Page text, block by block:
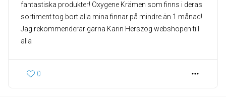
fantastiska produkter! Oxygene Krämen som finns i deras
sortiment tog bort alla mina finnar på mindre än 1 månad!
Jag rekommenderar gärna Karin Herszog webshopen till
alla
0